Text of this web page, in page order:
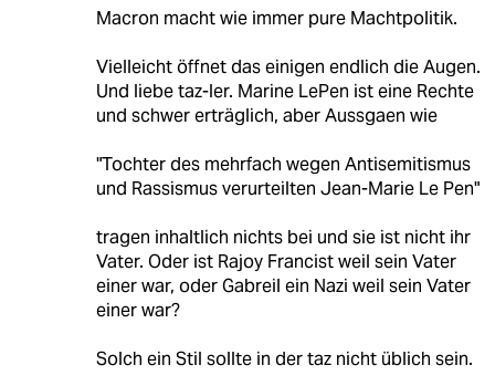
Macron macht wie immer pure Machtpolitik.
Vielleicht öffnet das einigen endlich die Augen.
Und liebe taz-ler. Marine LePen ist eine Rechte
und schwer erträglich, aber Aussgaen wie
"Tochter des mehrfach wegen Antisemitismus
und Rassismus verurteilten Jean-Marie Le Pen"
tragen inhaltlich nichts bei und sie ist nicht ihr
Vater. Oder ist Rajoy Francist weil sein Vater
einer war, oder Gabreil ein Nazi weil sein Vater
einer war?
Solch ein Stil sollte in der taz nicht üblich sein.